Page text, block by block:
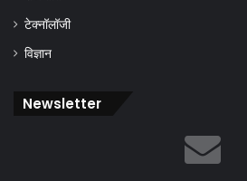
टेक्नॉलॉजी
विज्ञान
Newsletter